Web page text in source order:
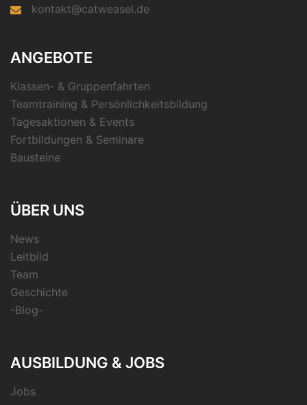
kontakt@catweasel.de
ANGEBOTE
Klassen- & Gruppenfahrten
Teamtraining & Persönlichkeitsbildung
Tagesaktionen & Events
Fortbildungen & Seminare
Bausteine
ÜBER UNS
News
Leitbild
Team
Geschichte
-Blog-
AUSBILDUNG & JOBS
Jobs